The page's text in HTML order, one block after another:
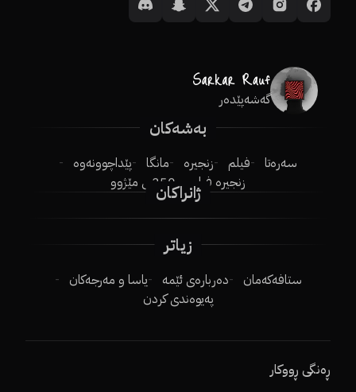
گەشەپێدەر
بەشەکان
سەرەتا فیلم زنجیرە مانگا
پێداچوونەوە
زنجیرە فیلم
250ـی مێژوو
ژانراکان
زیاتر
ستافەکەمان دەربارەی ئێمە
یاسا و مەرجەکان
پەیوەندی کردن
ڕەنگی ڕووکار